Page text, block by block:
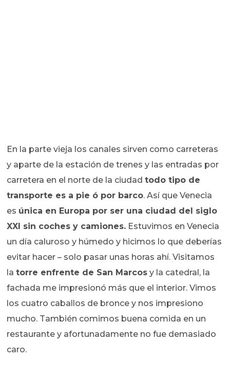
En la parte vieja los canales sirven como carreteras
y aparte de la estación de trenes y las entradas por
carretera en el norte de la ciudadtodo tipo de
transporte es a pie ó por barco. Así que Venecia
es única en Europa por ser una ciudad del siglo
XXI sin coches y camiones. Estuvimos en Venecia
un día caluroso y húmedo y hicimos lo que deberías
evitar hacer – solo pasar unas horas ahí. Visitamos
latorre enfrente de San Marcos y la catedral, la
fachada me impresionó más que el interior. Vimos
los cuatro caballos de bronce y nos impresiono
mucho. También comimos buena comida en un
restaurante y afortunadamente no fue demasiado
caro.